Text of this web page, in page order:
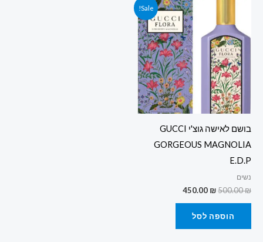
Sale!
בושם לאישה גוצ'י GUCCI
GORGEOUS MAGNOLIA
E.D.P
נשים
500.00₪
המקורי
היה:
500.00 ₪.
450.00 ₪
המחיר
הנוכחי
הוא:
450.00 ₪.
הוספה לסל